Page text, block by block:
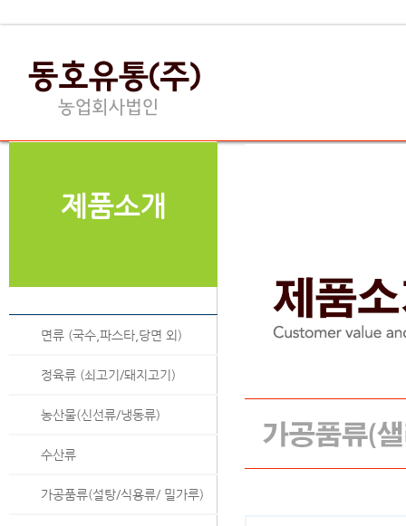
제품소개
면류 (국수,파스타,당면 외)
정육류 (쇠고기/돼지고기)
농산물(신선류/냉동류)
수산류
가공품류(설탕/식용류/ 밀가루)